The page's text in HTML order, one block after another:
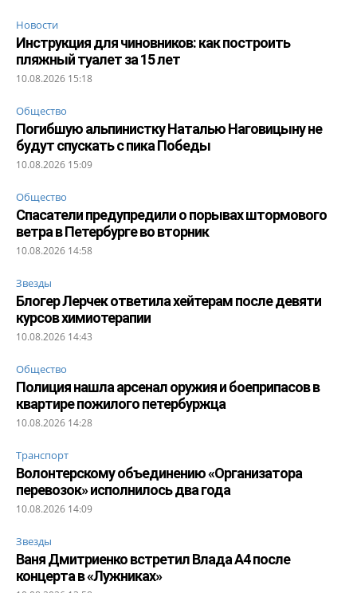
Новости
Инструкция для чиновников: как построить
пляжный туалет за 15 лет
10.08.2026 15:18
Общество
Погибшую альпинистку Наталью Наговицыну не
будут спускать с пика Победы
10.08.2026 15:09
Общество
Спасатели предупредили о порывах штормового
ветра в Петербурге во вторник
10.08.2026 14:58
Звезды
Блогер Лерчек ответила хейтерам после девяти
курсов химиотерапии
10.08.2026 14:43
Общество
Полиция нашла арсенал оружия и боеприпасов в
квартире пожилого петербуржца
10.08.2026 14:28
Транспорт
Волонтерскому объединению «Организатора
перевозок» исполнилось два года
10.08.2026 14:09
Звезды
Ваня Дмитриенко встретил Влада А4 после
концерта в «Лужниках»